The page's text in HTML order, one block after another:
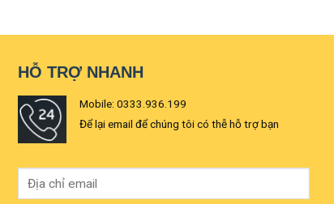
HỖ TRỢ NHANH
Mobile: 0333.936.199
Để lại email để chúng tôi có thễ hỗ trợ bạn